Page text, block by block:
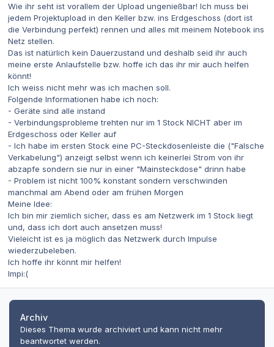
Wie ihr seht ist vorallem der Upload ungenießbar! Ich muss bei
jedem Projektupload in den Keller bzw. ins Erdgeschoss (dort ist
die Verbindung perfekt) rennen und alles mit meinem Notebook ins
Netz stellen.
Das ist natürlich kein Dauerzustand und deshalb seid ihr auch
meine erste Anlaufstelle bzw. hoffe ich das ihr mir auch helfen
könnt!
Ich weiss nicht mehr was ich machen soll.
Folgende Informationen habe ich noch:
- Geräte sind alle instand
- Verbindungsprobleme trehten nur im 1 Stock NICHT aber im
Erdgeschoss oder Keller auf
- Ich habe im ersten Stock eine PC-Steckdosenleiste die ("Falsche
Verkabelung") anzeigt selbst wenn ich keinerlei Strom von ihr
abzapfe sondern sie nur in einer "Mainsteckdose" drinn habe
- Problem ist nicht 100% konstant sondern verschwinden
manchmal am Abend oder am frühen Morgen
Meine Idee:
Ich bin mir ziemlich sicher, dass es am Netzwerk im 1 Stock liegt
und, dass ich dort auch ansetzen muss!
Vieleicht ist es ja möglich das Netzwerk durch Impulse
wiederzubeleben.
Ich hoffe ihr könnt mir helfen!
Impi:(
Archiv
Dieses Thema wurde archiviert und kann nicht mehr
beantwortet werden.